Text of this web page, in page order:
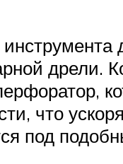
дрели.
что
под